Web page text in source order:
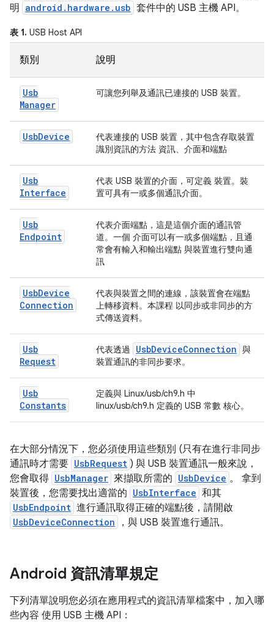
明
android.hardware.usb 套件中的 USB 主機 API。
表 1. USB Host API
類別 說明
Usb
Manager
可讓您列舉及通訊已連接的 USB 裝置。
UsbDevice
代表連接的 USB 裝置，其中包含存取裝置
識別資訊的方法 資訊、介面和端點
Usb
Interface
代表 USB 裝置的介面，可定義 裝置。裝
置可具有一或多個通訊介面。
Usb
Endpoint
代表介面端點，這是這個介面的通訊管
道。一個 介面可以有一或多個端點，且通
常會有輸入和輸出端點 與裝置進行雙向通
訊
UsbDevice
Connection
代表與裝置之間的連線，該裝置會在端點
上轉移資料。本課程 以同步或非同步的方
式傳送資料。
Usb
Request
代表透過 UsbDeviceConnection 與
裝置通訊的非同步要求。
Usb
Constants
定義與 Linux/usb/ch9.h 中
linux/usb/ch9.h 定義的 USB 常數 核心。
在大部分情況下，您必須使用這些類別 (只有在進行非同步
通訊時才需要 UsbRequest ) 與 USB 裝置通訊一般來說，
您會取得 UsbManager 來擷取所需的 UsbDevice 。 拿到
裝置後，您需要找出適當的 UsbInterface 和其
UsbEndpoint 進行通訊取得正確的端點後，請開啟
UsbDeviceConnection ，與 USB 裝置進行通訊。
Android 資訊清單規定
下列清單說明您必須在應用程式的資訊清單檔案中，加入哪
些內容 使用 USB 主機 API：